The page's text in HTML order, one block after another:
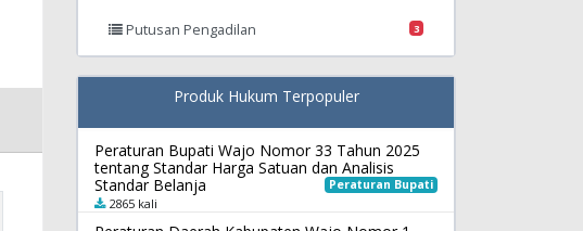
Putusan Pengadilan 3
Produk Hukum Terpopuler
Peraturan Bupati Wajo Nomor 33 Tahun 2025
tentang Standar Harga Satuan dan Analisis
Standar Belanja
Peraturan Bupati
2865 kali